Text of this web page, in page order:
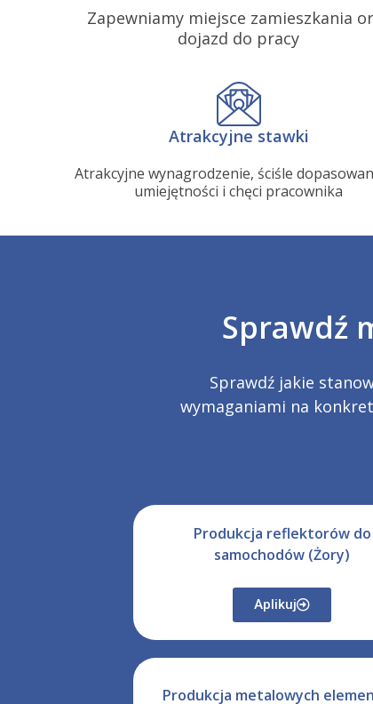
Zapewniamy miejsce zamieszkania
dojazd do pracy
Atrakcyjne stawki
Atrakcyjne wynagrodzenie, ściśle
umiejętności i chęci pracownika
Sprawdź
Sprawdź jakie
wymaganiami na
Produkcja reflektorów do
samochodów (Żory)
Aplikuj
Produkcja metalowych